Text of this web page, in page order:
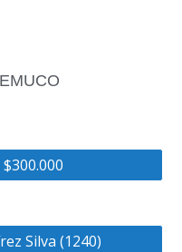
Silva (1240)